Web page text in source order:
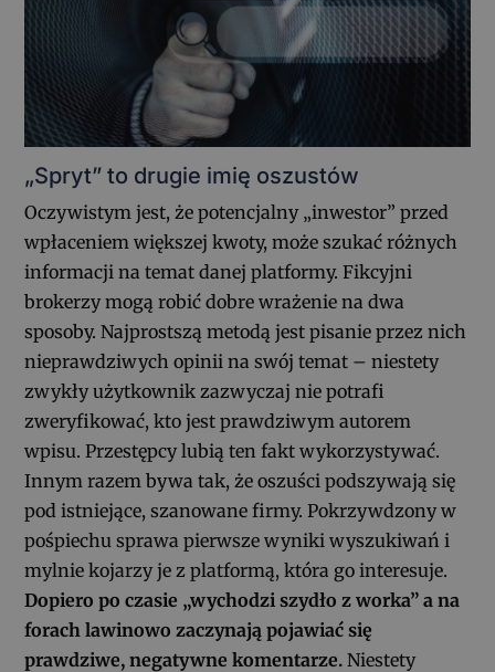
„Spryt” to drugie imię oszustów
Oczywistym jest, że potencjalny „inwestor” przed
wpłaceniem większej kwoty, może szukać różnych
informacji na temat danej platformy. Fikcyjni
brokerzy mogą robić dobre wrażenie na dwa
sposoby. Najprostszą metodą jest pisanie przez nich
nieprawdziwych opinii na swój temat – niestety
zwykły użytkownik zazwyczaj nie potrafi
zweryfikować, kto jest prawdziwym autorem
wpisu. Przestępcy lubią ten fakt wykorzystywać.
Innym razem bywa tak, że oszuści podszywają się
pod istniejące, szanowane firmy. Pokrzywdzony w
pośpiechu sprawa pierwsze wyniki wyszukiwań i
mylnie kojarzy je z platformą, która go interesuje.
Dopiero po czasie „wychodzi szydło z worka” a na
forach lawinowo zaczynają pojawiać się
prawdziwe, negatywne komentarze. Niestety